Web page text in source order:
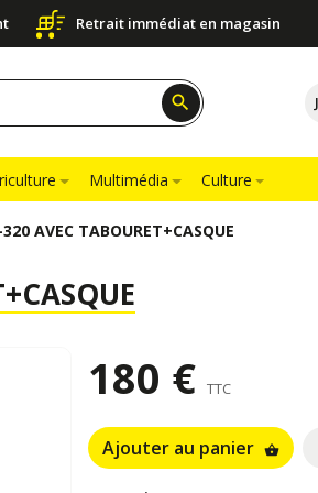
Retrait immédiat en magasin
search
Multimédia Culture
AVEC TABOURET+CASQUE
180 € TTC
Ajouter au panier shopping_basket